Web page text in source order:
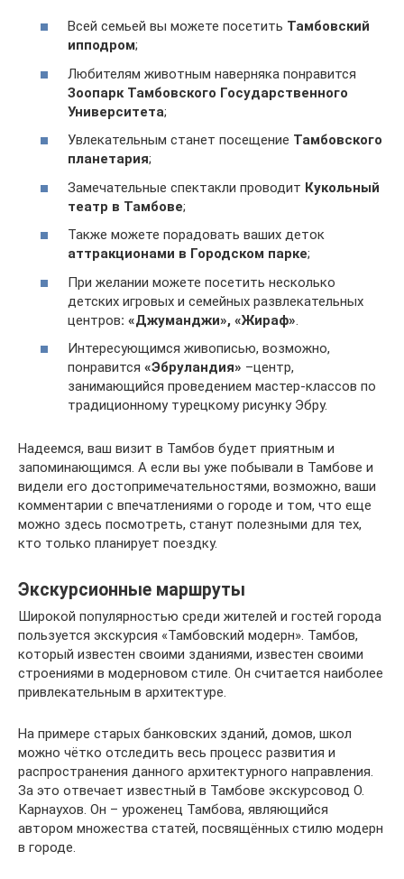
Всей семьей вы можете посетить Тамбовский
ипподром;
Любителям животным наверняка понравится
Зоопарк Тамбовского Государственного
Университета;
Увлекательным станет посещение Тамбовского
планетария;
Замечательные спектакли проводит Кукольный
театр в Тамбове;
Также можете порадовать ваших деток
аттракционами в Городском парке;
При желании можете посетить несколько
детских игровых и семейных развлекательных
центров: «Джуманджи», «Жираф».
Интересующимся живописью, возможно,
понравится «Эбруландия» –центр,
занимающийся проведением мастер-классов по
традиционному турецкому рисунку Эбру.
Надеемся, ваш визит в Тамбов будет приятным и
запоминающимся. А если вы уже побывали в Тамбове и
видели его достопримечательностями, возможно, ваши
комментарии с впечатлениями о городе и том, что еще
можно здесь посмотреть, станут полезными для тех,
кто только планирует поездку.
Экскурсионные маршруты
Широкой популярностью среди жителей и гостей города
пользуется экскурсия «Тамбовский модерн». Тамбов,
который известен своими зданиями, известен своими
строениями в модерновом стиле. Он считается наиболее
привлекательным в архитектуре.
На примере старых банковских зданий, домов, школ
можно чётко отследить весь процесс развития и
распространения данного архитектурного направления.
За это отвечает известный в Тамбове экскурсовод О.
Карнаухов. Он – уроженец Тамбова, являющийся
автором множества статей, посвящённых стилю модерн
в городе.